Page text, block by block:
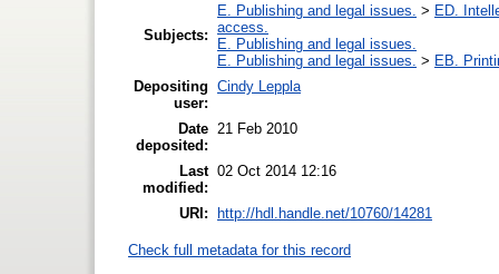
Subjects:
E. Publishing and legal issues. > ED.
access.
E. Publishing and legal issues.
E. Publishing and legal issues. > EB.
Depositing
user:
Cindy Leppla
Date
deposited:
21 Feb 2010
Last
modified:
02 Oct 2014 12:16
URI: http://hdl.handle.net/10760/14281
Check full metadata for this record